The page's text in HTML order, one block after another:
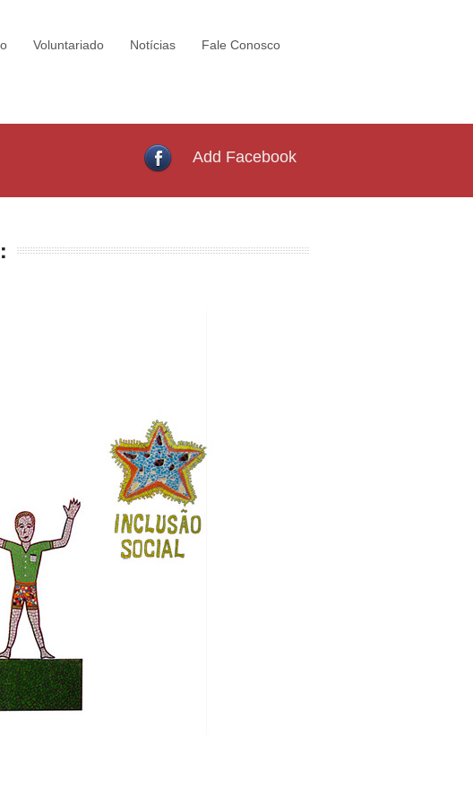
Voluntariado Notícias Fale Conosco
Add Facebook